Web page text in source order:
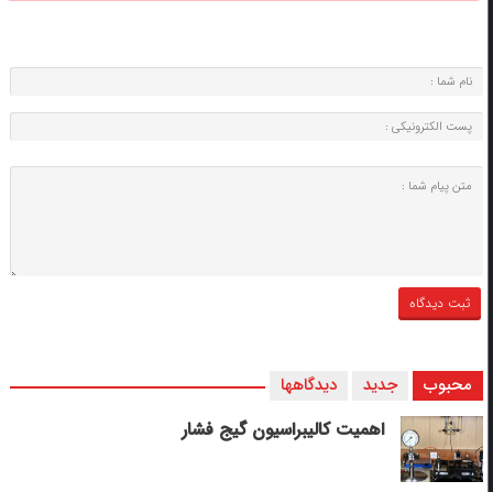
محبوب جدید دیدگاهها
اهمیت کالیبراسیون گیج فشار